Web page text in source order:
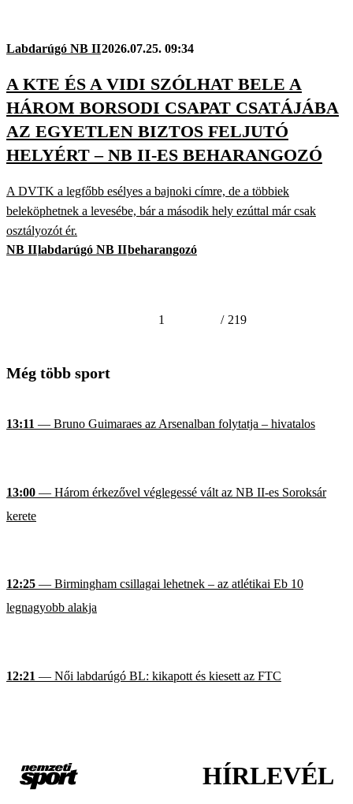
Labdarúgó NB II2026.07.25. 09:34
A KTE ÉS A VIDI SZÓLHAT BELE A
HÁROM BORSODI CSAPAT CSATÁJÁBA
AZ EGYETLEN BIZTOS FELJUTÓ
HELYÉRT – NB II-ES BEHARANGOZÓ
A DVTK a legfőbb esélyes a bajnoki címre, de a többiek
beleköphetnek a levesébe, bár a második hely ezúttal már csak
osztályozót ér.
NB IIlabdarúgó NB IIbeharangozó
1 / 219
Még több sport
13:11 — Bruno Guimaraes az Arsenalban folytatja – hivatalos
13:00 — Három érkezővel véglegessé vált az NB II-es Soroksár
kerete
12:25 — Birmingham csillagai lehetnek – az atlétikai Eb 10
legnagyobb alakja
12:21 — Női labdarúgó BL: kikapott és kiesett az FTC
HÍRLEVÉL